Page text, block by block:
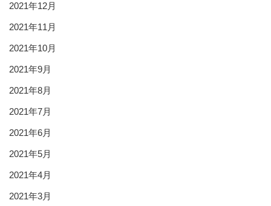
2021年12月
2021年11月
2021年10月
2021年9月
2021年8月
2021年7月
2021年6月
2021年5月
2021年4月
2021年3月